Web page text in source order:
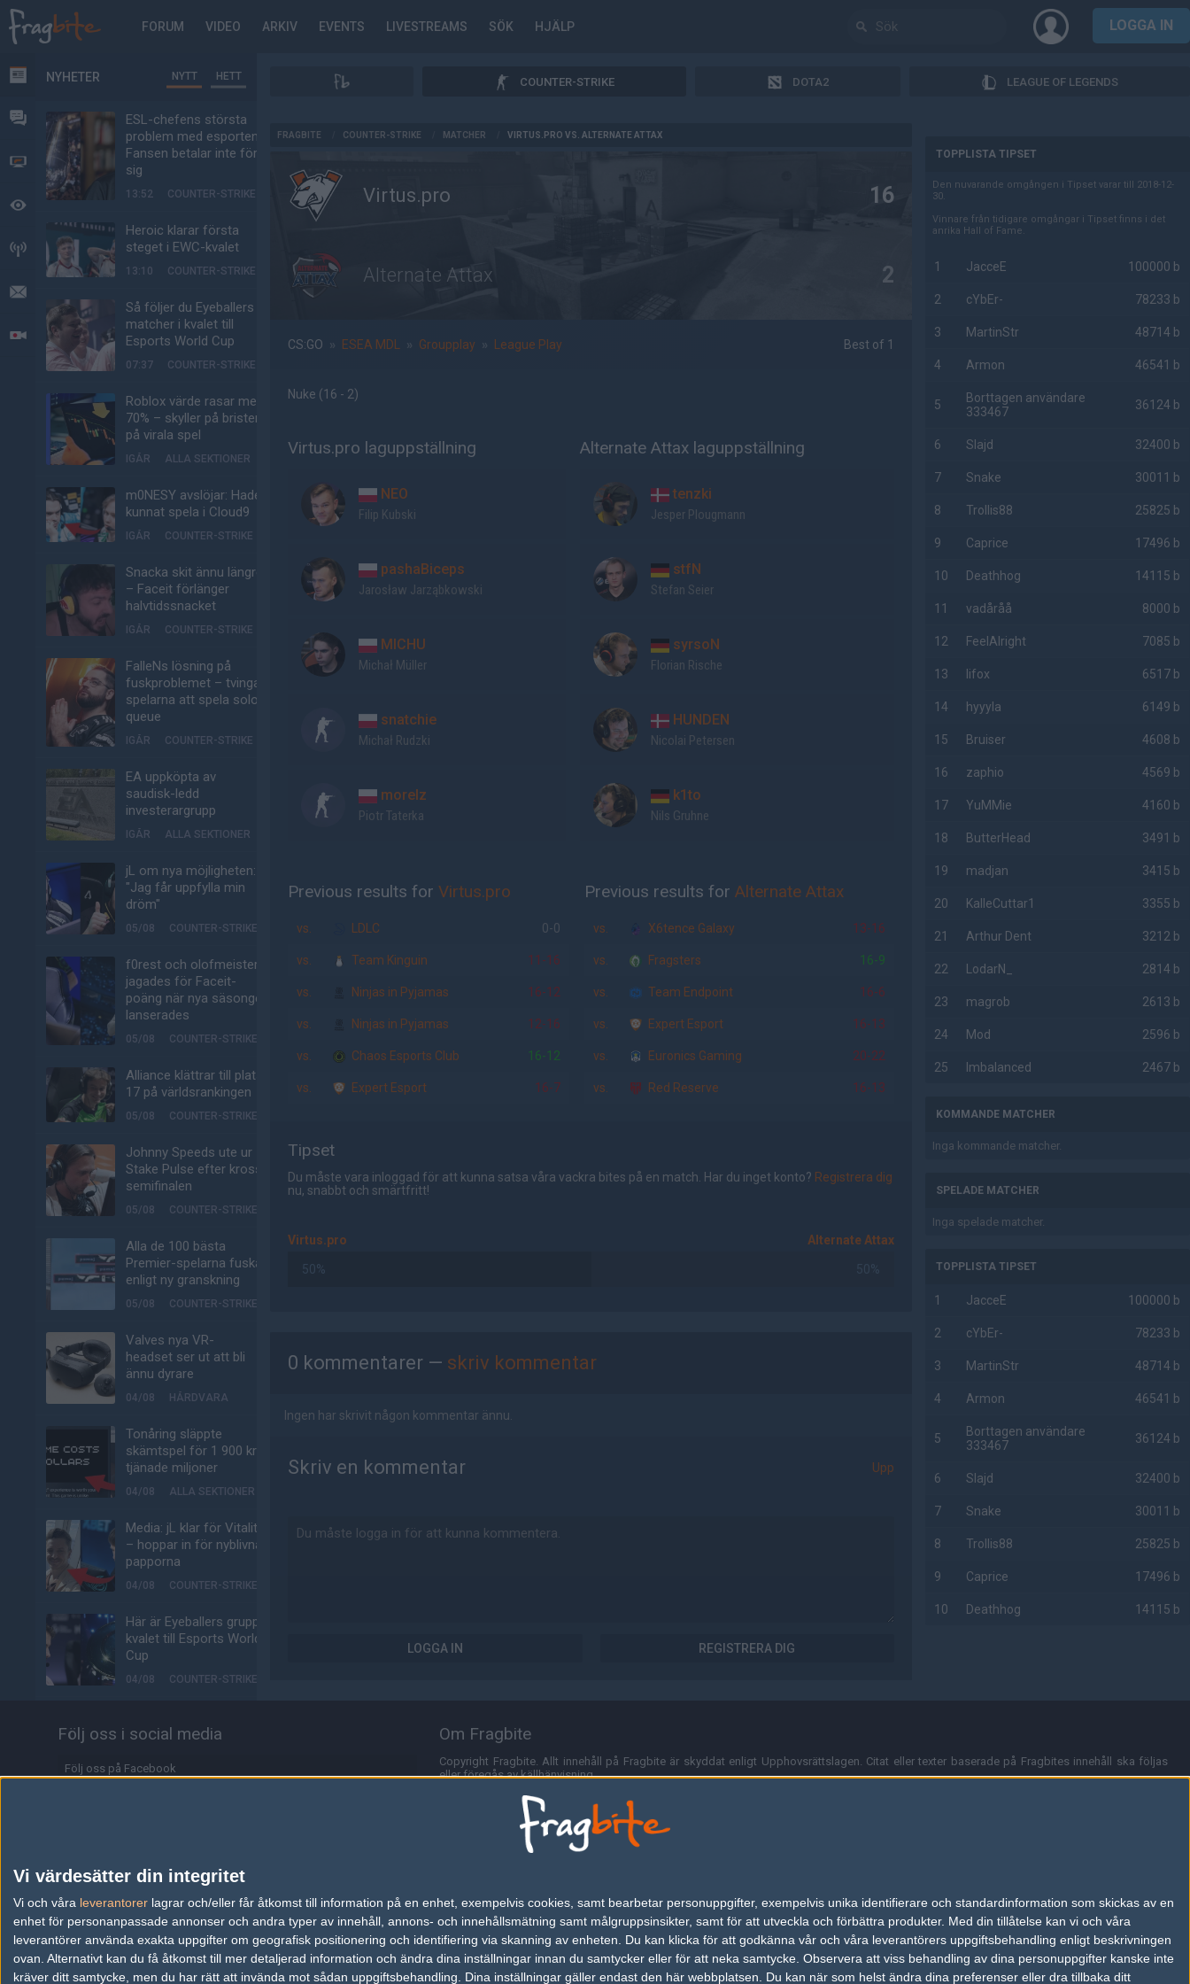
Vi värdesätter din integritet
Vi och våra leverantorer lagrar och/eller får åtkomst till information på en enhet, exempelvis cookies, samt bearbetar personuppgifter, exempelvis unika identifierare och standardinformation som skickas av en
enhet för personanpassade annonser och andra typer av innehåll, annons- och innehållsmätning samt målgruppsinsikter, samt för att utveckla och förbättra produkter. Med din tillåtelse kan vi och våra
leverantörer använda exakta uppgifter om geografisk positionering och identifiering via skanning av enheten. Du kan klicka för att godkänna vår och våra leverantörers uppgiftsbehandling enligt beskrivningen
ovan. Alternativt kan du få åtkomst till mer detaljerad information och ändra dina inställningar innan du samtycker eller för att neka samtycke. Observera att viss behandling av dina personuppgifter kanske inte
kräver ditt samtycke, men du har rätt att invända mot sådan uppgiftsbehandling. Dina inställningar gäller endast den här webbplatsen. Du kan när som helst ändra dina preferenser eller dra tillbaka ditt
FORUM VIDEO ARKIV EVENTS LIVESTREAMS SÖK HJÄLP LOGGA IN
NYHETER
FORUM
VIDEO
HÄNDELSER
LIVESÄNDNINGAR
NYHETER NYTT HETT
ESL-chefens största
problem med esporten:
Fansen betalar inte för
sig
13:52 COUNTER-STRIKE
Heroic klarar första
steget i EWC-kvalet
13:10 COUNTER-STRIKE
Så följer du Eyeballers
matcher i kvalet till
Esports World Cup
07:37 COUNTER-STRIKE
Roblox värde rasar med
70% – skyller på bristen
på virala spel
IGÅR ALLA SEKTIONER
m0NESY avslöjar: Hade
kunnat spela i Cloud9
IGÅR COUNTER-STRIKE
Snacka skit ännu längre
– Faceit förlänger
halvtidssnacket
IGÅR COUNTER-STRIKE
FalleNs lösning på
fuskproblemet – tvinga
spelarna att spela solo-
queue
IGÅR COUNTER-STRIKE
EA uppköpta av
saudisk-ledd
investerargrupp
IGÅR ALLA SEKTIONER
jL om nya möjligheten:
"Jag får uppfylla min
dröm"
05/08 COUNTER-STRIKE
f0rest och olofmeister
jagades för Faceit-
poäng när nya säsongen
lanserades
05/08 COUNTER-STRIKE
Alliance klättrar till plats
17 på världsrankingen
05/08 COUNTER-STRIKE
Johnny Speeds ute ur
Stake Pulse efter kross i
semifinalen
05/08 COUNTER-STRIKE
Alla de 100 bästa
Premier-spelarna fuskar
enligt ny granskning
05/08 COUNTER-STRIKE
Valves nya VR-
headset ser ut att bli
ännu dyrare
04/08 HÅRDVARA
Tonåring släppte
skämtspel för 1 900 kr –
tjänade miljoner
04/08 ALLA SEKTIONER
Media: jL klar för Vitality
– hoppar in för nyblivna
papporna
04/08 COUNTER-STRIKE
Här är Eyeballers grupp i
kvalet till Esports World
Cup
04/08 COUNTER-STRIKE
semifinal i LAN:et efter
04/08 COUNTER-STRIKE
Biljetterna till Majorn i
Buenos Aires är ute
04/08 COUNTER-STRIKE
Johnny Speeds vidare till
slutspel – skickar hem
COUNTER-STRIKE DOTA2 LEAGUE OF LEGENDS
FRAGBITE COUNTER-STRIKE MATCHER VIRTUS.PRO VS. ALTERNATE ATTAX
Virtus.pro 16
Alternate Attax 2
CS:GO » ESEA MDL » Groupplay » League Play Best of 1
Nuke (16 - 2)
Virtus.pro laguppställning
NEO
Filip Kubski
pashaBiceps
Jarosław Jarząbkowski
MICHU
Michał Müller
snatchie
Michał Rudzki
morelz
Piotr Taterka
Alternate Attax laguppställning
tenzki
Jesper Plougmann
stfN
Stefan Seier
syrsoN
Florian Rische
HUNDEN
Nicolai Petersen
k1to
Nils Gruhne
Previous results for Virtus.pro
vs. LDLC 0-0
vs. Team Kinguin 11-16
vs. Ninjas in Pyjamas 16-12
vs. Ninjas in Pyjamas 12-16
vs. Chaos Esports Club 16-12
vs. Expert Esport 16-7
Previous results for Alternate Attax
vs. X6tence Galaxy 13-16
vs. Fragsters 16-9
vs. Team Endpoint 16-6
vs. Expert Esport 16-13
vs. Euronics Gaming 20-22
vs. Red Reserve 16-13
Tipset
Du måste vara inloggad för att kunna satsa våra vackra bites på en match. Har du inget konto? Registrera dig
nu, snabbt och smärtfritt!
Virtus.pro Alternate Attax
50% 50%
0 kommentarer — skriv kommentar
Ingen har skrivit någon kommentar ännu.
Skriv en kommentar Upp
LOGGA IN REGISTRERA DIG
TOPPLISTA TIPSET
Den nuvarande omgången i Tipset varar till 2018-12-
30.
Vinnare från tidigare omgångar i Tipset finns i det
anrika Hall of Fame.
1 JacceE 100000 b
2 cYbEr- 78233 b
3 MartinStr 48714 b
4 Armon 46541 b
5
Borttagen användare
333467
36124 b
6 Slajd 32400 b
7 Snake 30011 b
8 Trollis88 25825 b
9 Caprice 17496 b
10 Deathhog 14115 b
11 vadåråå 8000 b
12 FeelAlright 7085 b
13 lifox 6517 b
14 hyyyla 6149 b
15 Bruiser 4608 b
16 zaphio 4569 b
17 YuMMie 4160 b
18 ButterHead 3491 b
19 madjan 3415 b
20 KalleCuttar1 3355 b
21 Arthur Dent 3212 b
22 LodarN_ 2814 b
23 magrob 2613 b
24 Mod 2596 b
25 Imbalanced 2467 b
KOMMANDE MATCHER
Inga kommande matcher.
SPELADE MATCHER
Inga spelade matcher.
TOPPLISTA TIPSET
1 JacceE 100000 b
2 cYbEr- 78233 b
3 MartinStr 48714 b
4 Armon 46541 b
5
Borttagen användare
333467
36124 b
6 Slajd 32400 b
7 Snake 30011 b
8 Trollis88 25825 b
9 Caprice 17496 b
10 Deathhog 14115 b
Följ oss i social media
Följ oss på Facebook
Information
Annonsering
Copyright och Privacy Policy
Om Fragbite
Copyright Fragbite. Allt innehåll på Fragbite är skyddat enligt Upphovsrättslagen. Citat eller texter baserade på Fragbites innehåll ska följas
eller föregås av källhänvisning.
Alla åsikter uttryckta på Fragbite representerar varje enskild skribent och överensstämmer inte nödvändigtvis med Fragbites åsikter.
Programmering och design av Fredric Bohlin. För frågor rörande sajten kan du skicka iväg ett email till
Fragbite använder cookies för att spara användarspecifik information så som t.ex. användarnamn. Cookies sparas även när man deltar i
omröstningar och för att föra statistik. För att slippa cookies kan du stänga av cookies i din webbläsares inställningar eller välja att inte
besöka Fragbite. Den här textraden finns här på grund av lagen om elektronisk kommunikation som trädde i kraft 25 juli 2003.
Annonsering